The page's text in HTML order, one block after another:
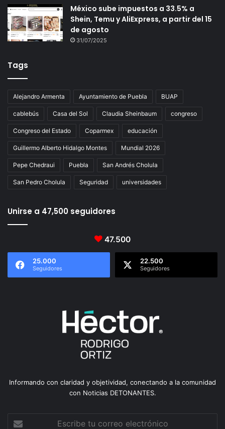
México sube impuestos a 33.5% a
Shein, Temu y AliExpress, a partir del 15
de agosto
31/07/2025
Tags
Alejandro Armenta Ayuntamiento de Puebla BUAP
cablebús Casa del Sol Claudia Sheinbaum congreso
Congreso del Estado Coparmex educación
Guillermo Alberto Hidalgo Montes Mundial 2026
Pepe Chedraui Puebla San Andrés Cholula
San Pedro Cholula Seguridad universidades
Unirse a 47,500 seguidores
47.500
25.000
Seguidores
22.500
Seguidores
Informando con claridad y objetividad, conectando a la comunidad
con Noticias DETONANTES.
Escribe